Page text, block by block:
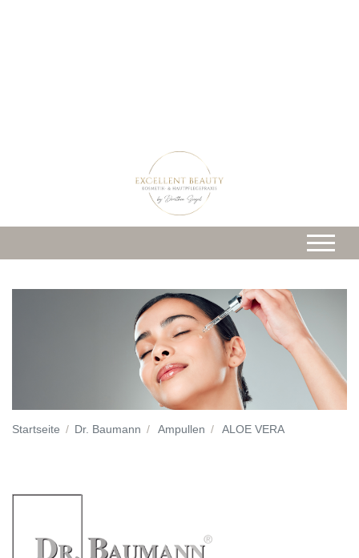
Startseite Dr. Baumann Ampullen ALOE VERA